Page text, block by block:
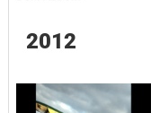
2012